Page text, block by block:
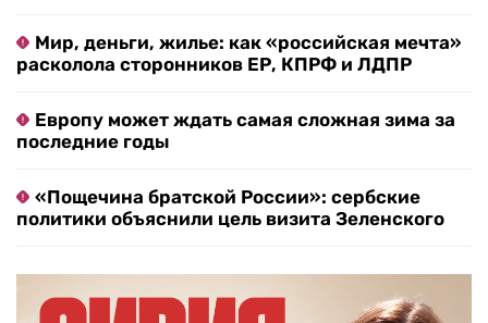
Мир, деньги, жилье: как «российская мечта»
расколола сторонников ЕР, КПРФ и ЛДПР
Европу может ждать самая сложная зима за
последние годы
«Пощечина братской России»: сербские
политики объяснили цель визита Зеленского